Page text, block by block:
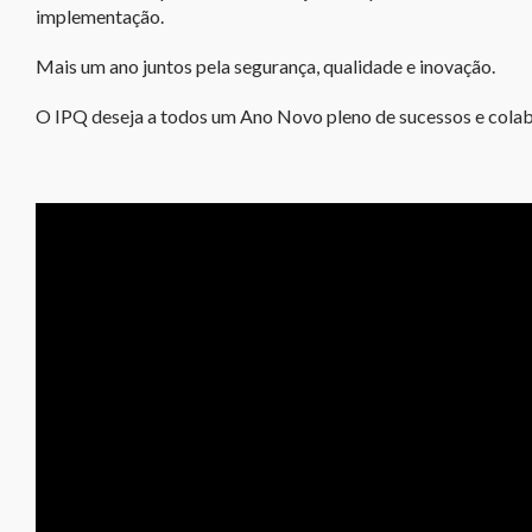
implementação.
Mais um ano juntos pela segurança, qualidade e inovação.
O IPQ deseja a todos um Ano Novo pleno de sucessos e